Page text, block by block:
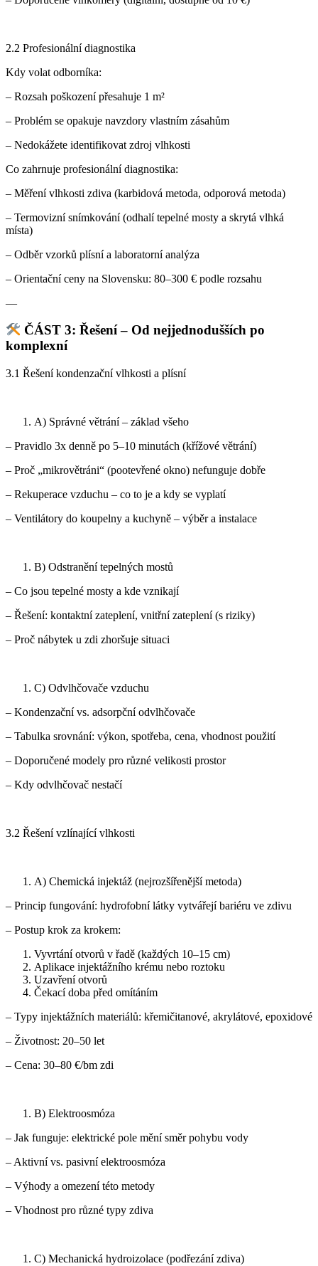
2.2 Profesionální diagnostika
Kdy volat odborníka:
– Rozsah poškození přesahuje 1 m²
– Problém se opakuje navzdory vlastním zásahům
– Nedokážete identifikovat zdroj vlhkosti
Co zahrnuje profesionální diagnostika:
– Měření vlhkosti zdiva (karbidová metoda, odporová metoda)
– Termovizní snímkování (odhalí tepelné mosty a skrytá vlhká
místa)
– Odběr vzorků plísní a laboratorní analýza
– Orientační ceny na Slovensku: 80–300 € podle rozsahu
—
ČÁST 3: Řešení – Od nejjednodušších po
komplexní
3.1 Řešení kondenzační vlhkosti a plísní
A) Správné větrání – základ všeho
– Pravidlo 3x denně po 5–10 minutách (křížové větrání)
– Proč „mikrovětráni“ (pootevřené okno) nefunguje dobře
– Rekuperace vzduchu – co to je a kdy se vyplatí
– Ventilátory do koupelny a kuchyně – výběr a instalace
B) Odstranění tepelných mostů
– Co jsou tepelné mosty a kde vznikají
– Řešení: kontaktní zateplení, vnitřní zateplení (s riziky)
– Proč nábytek u zdi zhoršuje situaci
C) Odvlhčovače vzduchu
– Kondenzační vs. adsorpční odvlhčovače
– Tabulka srovnání: výkon, spotřeba, cena, vhodnost použití
– Doporučené modely pro různé velikosti prostor
– Kdy odvlhčovač nestačí
3.2 Řešení vzlínající vlhkosti
A) Chemická injektáž (nejrozšířenější metoda)
– Princip fungování: hydrofobní látky vytvářejí bariéru ve zdivu
– Postup krok za krokem:
Vyvrtání otvorů v řadě (každých 10–15 cm)
Aplikace injektážního krému nebo roztoku
Uzavření otvorů
Čekací doba před omítáním
– Typy injektážních materiálů: křemičitanové, akrylátové, epoxidové
– Životnost: 20–50 let
– Cena: 30–80 €/bm zdi
B) Elektroosmóza
– Jak funguje: elektrické pole mění směr pohybu vody
– Aktivní vs. pasivní elektroosmóza
– Výhody a omezení této metody
– Vhodnost pro různé typy zdiva
C) Mechanická hydroizolace (podřezání zdiva)